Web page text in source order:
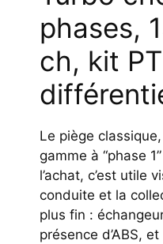
phases,
ch, kit
Le piège
gamme à “phase
l’achat, c’est utile
conduite et la
plus fin :
présence d’ABS,